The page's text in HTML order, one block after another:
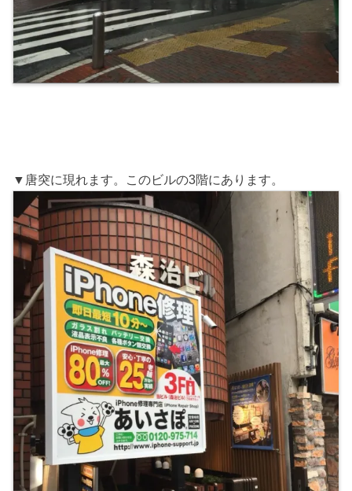
▼唐突に現れます。このビルの3階にあります。